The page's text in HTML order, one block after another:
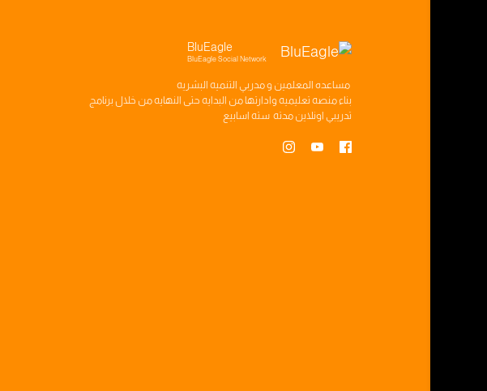
BluEagle
BluEagle Social Network
مساعده المعلمين ومدربي التنميه البشريه
بناءمنصه تعليميه وادارتها من البدايه حتى النهايه من خلال برنامج
تدريبي اونلاين مدته سته اسابيع